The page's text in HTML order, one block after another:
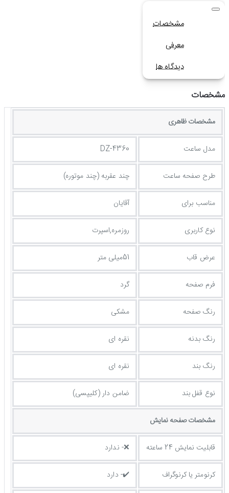
مشخصات
معرفی
دیدگاه ها
مشخصات
مشخصات ظاهری
مدل ساعت DZ-4360
طرح صفحه ساعت چند عقربه (چند موتوره)
مناسب برای آقایان
نوع کاربری روزمره,اسپرت
عرض قاب 51میلی متر
فرم صفحه گرد
رنگ صفحه مشکی
رنگ بدنه نقره ای
رنگ بند نقره ای
نوع قفل بند ضامن دار (کلیپسی)
مشخصات صفحه نمايش
قابلیت نمایش 24 ساعته ❌- ندارد
کرنومتر یا کرنوگراف ✔️- دارد